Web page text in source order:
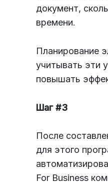
документ,
времени.
Планирование
учитывать эти
повышать
Шаг #3
После
для этого
For Business